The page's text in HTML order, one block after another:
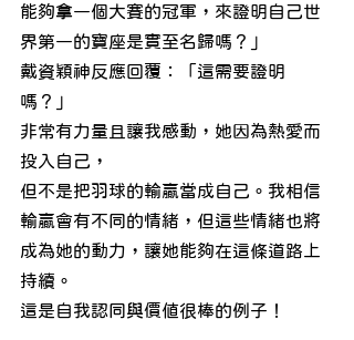
能夠拿一個大賽的冠軍，來證明自己世
界第一的寶座是實至名歸嗎？」
戴資穎神反應回覆：「這需要證明
嗎？」
非常有力量且讓我感動，她因為熱愛而
投入自己，
但不是把羽球的輸贏當成自己。我相信
輸贏會有不同的情緒，但這些情緒也將
成為她的動力，讓她能夠在這條道路上
持續。
這是自我認同與價值很棒的例子！